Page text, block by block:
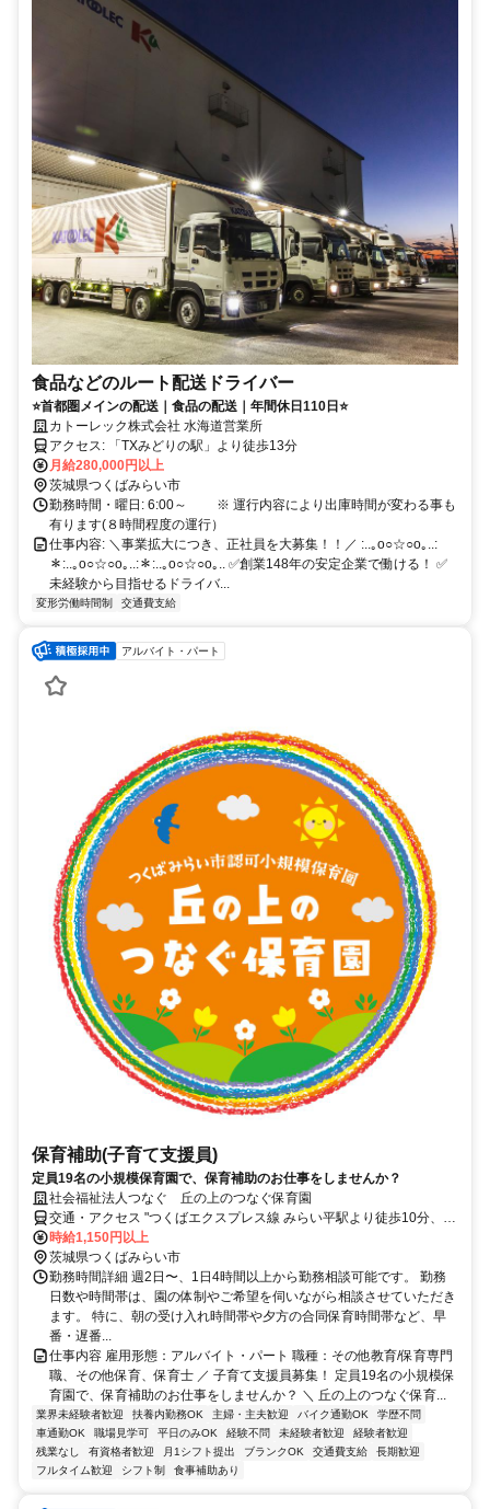
食品などのルート配送ドライバー
⭐首都圏メインの配送｜食品の配送｜年間休日110日⭐
カトーレック株式会社 水海道営業所
アクセス: 「TXみどりの駅」より徒歩13分
月給280,000円以上
茨城県つくばみらい市
勤務時間・曜日: 6:00～ ※ 運行内容により出庫時間が変わる事も
有ります(８時間程度の運行）
仕事内容: ＼事業拡大につき、正社員を大募集！！／ :..｡o○☆○o｡..:
＊:..｡o○☆○o｡..:＊:..｡o○☆○o｡.. ✅創業148年の安定企業で働ける！ ✅
未経験から目指せるドライバ...
変形労働時間制 交通費支給
アルバイト・パート
保育補助(子育て支援員)
定員19名の小規模保育園で、保育補助のお仕事をしませんか？
社会福祉法人つなぐ 丘の上のつなぐ保育園
交通・アクセス "つくばエクスプレス線 みらい平駅より徒歩10分、マ
イカー通勤OK 敷地内に従業員用駐車場完備
時給1,150円以上
茨城県つくばみらい市
勤務時間詳細 週2日〜、1日4時間以上から勤務相談可能です。 勤務
日数や時間帯は、園の体制やご希望を伺いながら相談させていただき
ます。 特に、朝の受け入れ時間帯や夕方の合同保育時間帯など、早
番・遅番...
仕事内容 雇用形態：アルバイト・パート 職種：その他教育/保育専門
職、その他保育、保育士 ／ 子育て支援員募集！ 定員19名の小規模保
育園で、保育補助のお仕事をしませんか？ ＼ 丘の上のつなぐ保育...
業界未経験者歓迎 扶養内勤務OK 主婦・主夫歓迎 バイク通勤OK
学歴不問
車通勤OK
職場見学可 平日のみOK 経験不問 未経験者歓迎
経験者歓迎
残業なし
有資格者歓迎 月1シフト提出 ブランクOK 交通費支給
長期歓迎
フルタイム歓迎
シフト制 食事補助あり